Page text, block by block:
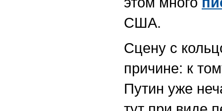
США.
Сцену с
причине: к
Путин уже